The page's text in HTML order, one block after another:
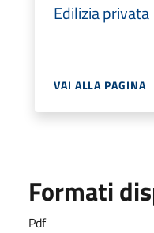
Edilizia privata
VAI ALLA PAGINA
Formati
Pdf